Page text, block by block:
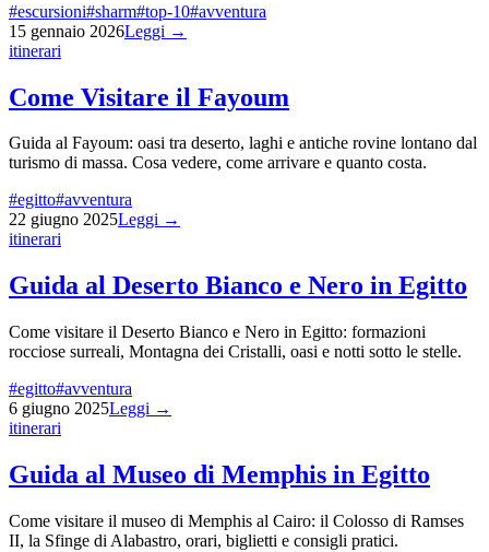
#escursioni#sharm#top-10#avventura
15 gennaio 2026Leggi →
itinerari
Come Visitare il Fayoum
Guida al Fayoum: oasi tra deserto, laghi e antiche rovine lontano dal
turismo di massa. Cosa vedere, come arrivare e quanto costa.
#egitto#avventura
22 giugno 2025Leggi →
itinerari
Guida al Deserto Bianco e Nero in Egitto
Come visitare il Deserto Bianco e Nero in Egitto: formazioni
rocciose surreali, Montagna dei Cristalli, oasi e notti sotto le stelle.
#egitto#avventura
6 giugno 2025Leggi →
itinerari
Guida al Museo di Memphis in Egitto
Come visitare il museo di Memphis al Cairo: il Colosso di Ramses
II, la Sfinge di Alabastro, orari, biglietti e consigli pratici.